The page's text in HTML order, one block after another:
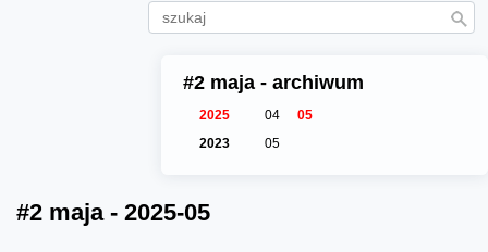
#2 maja - archiwum
2025 04
05
2023
05
#2 maja - 2025-05